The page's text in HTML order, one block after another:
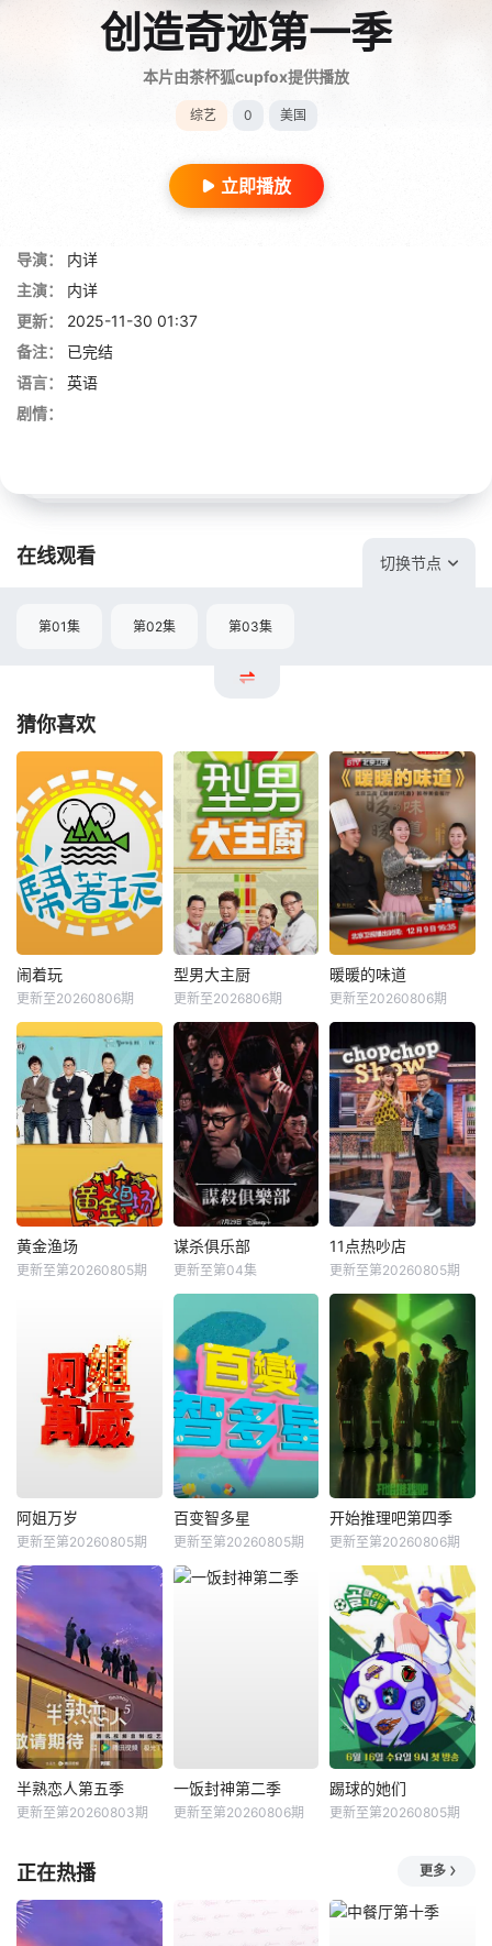
创造奇迹第一季
本片由茶杯狐cupfox提供播放
综艺 0 美国
立即播放
导演：
内详
主演：
内详
更新：
2025-11-30 01:37
备注：
已完结
语言：
英语
剧情：
在线观看 切换节点
第01集 第02集 第03集
猜你喜欢
闹着玩
更新至20260806期
型男大主厨
更新至2026806期
暖暖的味道
更新至20260806期
黄金渔场
更新至第20260805期
谋杀俱乐部
更新至第04集
11点热吵店
更新至第20260805期
阿姐万岁
更新至第20260805期
百变智多星
更新至第20260805期
开始推理吧第四季
更新至第20260806期
半熟恋人第五季
更新至第20260803期
一饭封神第二季
更新至第20260806期
踢球的她们
更新至第20260805期
正在热播 更多